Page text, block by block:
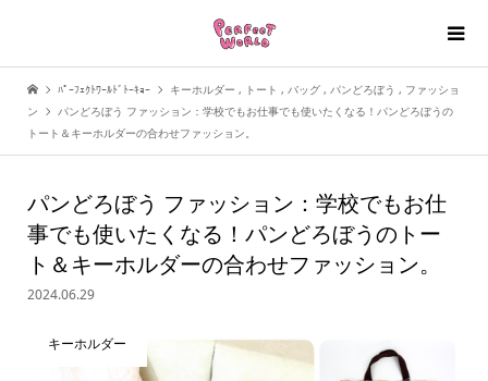
ﾊﾟｰﾌｪｸﾄﾜｰﾙﾄﾞﾄｰｷｮｰ キーホルダー , トート , バッグ , パンどろぼう , ファッショ
ン
パンどろぼう ファッション：学校でもお仕事でも使いたくなる！パンどろぼうの
トート＆キーホルダーの合わせファッション。
パンどろぼう ファッション：学校でもお仕
事でも使いたくなる！パンどろぼうのトー
ト＆キーホルダーの合わせファッション。
2024.06.29
キーホルダー